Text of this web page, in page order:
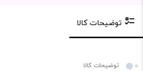
توضیحات کالا
توضیحات کالا